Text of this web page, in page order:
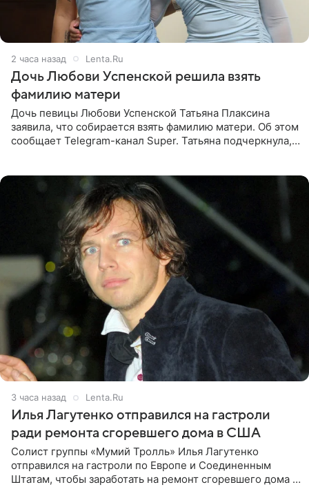
2 часа назад Lenta.Ru
Дочь Любови Успенской решила взять
фамилию матери
Дочь певицы Любови Успенской Татьяна Плаксина
заявила, что собирается взять фамилию матери. Об этом
сообщает Telegram-канал Super. Татьяна подчеркнула,
3 часа назад Lenta.Ru
Илья Лагутенко отправился на гастроли
ради ремонта сгоревшего дома в США
Солист группы «Мумий Тролль» Илья Лагутенко
отправился на гастроли по Европе и Соединенным
Штатам, чтобы заработать на ремонт сгоревшего дома в